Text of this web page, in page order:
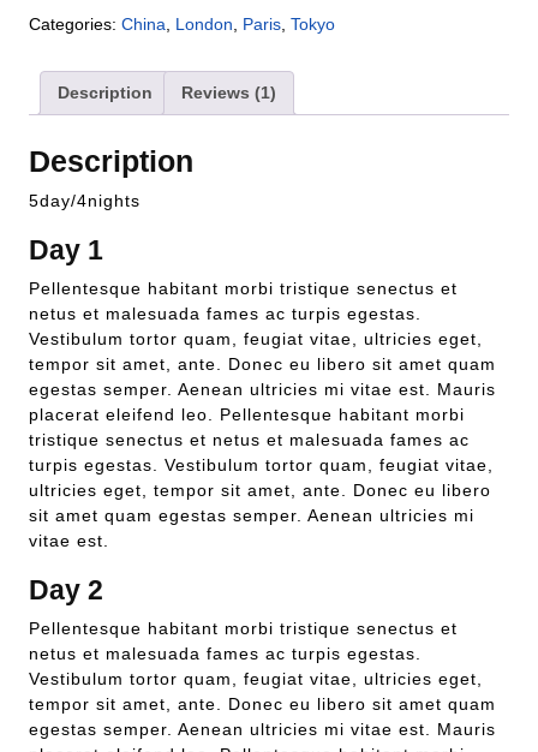
Categories: China London Paris Tokyo
Description Reviews (1)
Description
5day/4nights
Day 1
Pellentesque habitant morbi tristique senectus et
netus et malesuada fames ac turpis egestas.
Vestibulum tortor quam, feugiat vitae, ultricies eget,
tempor sit amet, ante. Donec eu libero sit amet quam
egestas semper. Aenean ultricies mi vitae est. Mauris
placerat eleifend leo. Pellentesque habitant morbi
tristique senectus et netus et malesuada fames ac
turpis egestas. Vestibulum tortor quam, feugiat vitae,
ultricies eget, tempor sit amet, ante. Donec eu libero
sit amet quam egestas semper. Aenean ultricies mi
vitae est.
Day 2
Pellentesque habitant morbi tristique senectus et
netus et malesuada fames ac turpis egestas.
Vestibulum tortor quam, feugiat vitae, ultricies eget,
tempor sit amet, ante. Donec eu libero sit amet quam
egestas semper. Aenean ultricies mi vitae est. Mauris